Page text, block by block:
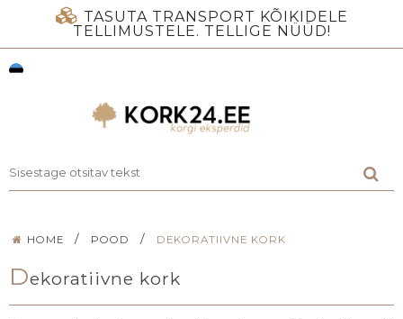
TASUTA TRANSPORT KÕIKIDELE
TELLIMUSTELE. TELLIGE NÜÜD!
HOME / POOD / DEKORATIIVNE KORK
Dekoratiivne kork